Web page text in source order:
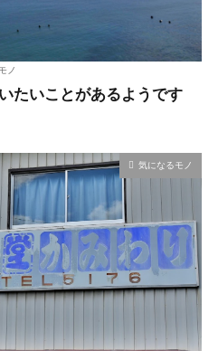
ノ
たいことがあるようです
気になるモノ